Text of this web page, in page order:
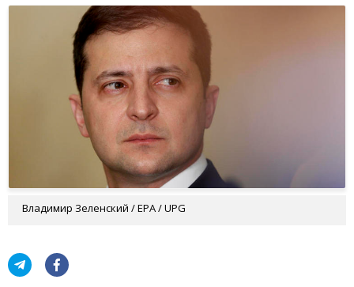
Владимир Зеленский / EPA / UPG